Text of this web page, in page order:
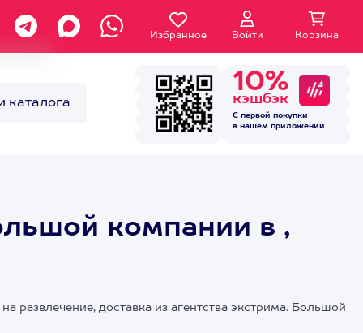
Избранное Войти Корзина
каталога
10%
кэшбэк
С первой покупки
в нашем приложении
компании в ,
доставка из агентства экстрима. Большой